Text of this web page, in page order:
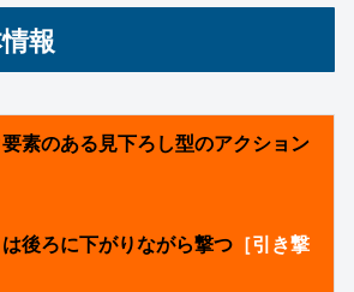
報
素のある見下ろし型のアクション
後ろに下がりながら撃つ ［引き撃